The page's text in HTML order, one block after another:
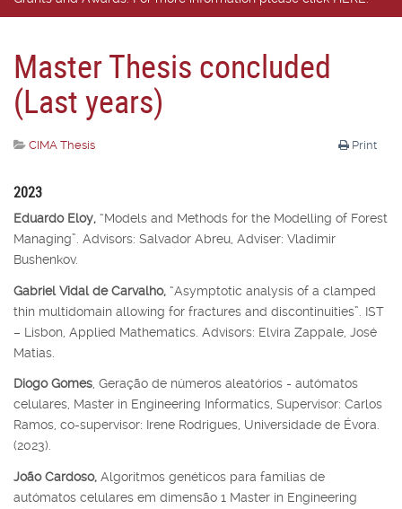
Master Thesis concluded
(Last years)
Print
CIMA Thesis
2023
Eduardo Eloy, “Models and Methods for the Modelling of Forest
Managing”. Advisors: Salvador Abreu, Adviser: Vladimir
Bushenkov.
Gabriel Vidal de Carvalho, “Asymptotic analysis of a clamped
thin multidomain allowing for fractures and discontinuities”. IST
– Lisbon, Applied Mathematics. Advisors: Elvira Zappale, José
Matias.
Diogo Gomes , Geração de números aleatórios - autómatos
celulares, Master in Engineering Informatics, Supervisor: Carlos
Ramos, co-supervisor: Irene Rodrigues, Universidade de Évora.
(2023).
João Cardoso, Algoritmos genéticos para famílias de
autómatos celulares em dimensão 1 Master in Engineering